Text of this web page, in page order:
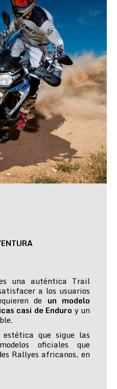
una auténtica Trail
a los usuarios
de un modelo
casi de Enduro y un
que sigue las
oficiales que
Rallyes africanos, en